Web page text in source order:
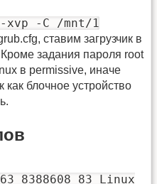
-C /mnt/1
ставим загрузчик в
задания пароля root
в permissive, иначе
как блочное устройство
8388608 83 Linux